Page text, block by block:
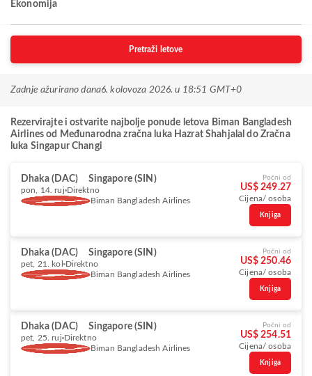
Ekonomija
Pretraži letove
Zadnje ažurirano dana6. kolovoza 2026. u 18:51 GMT+0
Rezervirajte i ostvarite najbolje ponude letova Biman Bangladesh
Airlines od Međunarodna zračna luka Hazrat Shahjalal do Zračna
luka Singapur Changi
Dhaka (DAC) Singapore (SIN)
pon, 14. ruj Direktno
Biman Bangladesh Airlines
Počni od
US$ 249.27
Cijena/ osoba
Knjiga
Dhaka (DAC) Singapore (SIN)
pet, 21. kol Direktno
Biman Bangladesh Airlines
Počni od
US$ 250.46
Cijena/ osoba
Knjiga
Dhaka (DAC) Singapore (SIN)
pet, 25. ruj Direktno
Biman Bangladesh Airlines
Počni od
US$ 254.51
Cijena/ osoba
Knjiga